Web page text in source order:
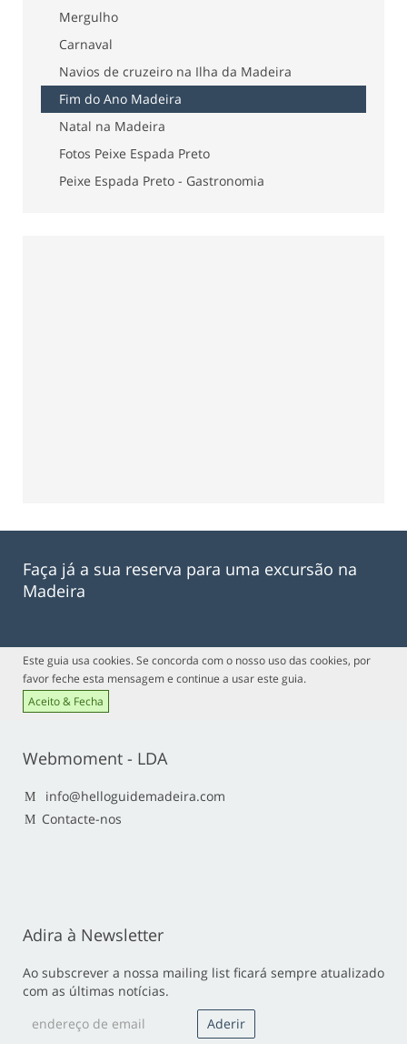
Mergulho
Carnaval
Navios de cruzeiro na Ilha da Madeira
Fim do Ano Madeira
Natal na Madeira
Fotos Peixe Espada Preto
Peixe Espada Preto - Gastronomia
Faça já a sua reserva para uma excursão na
Madeira
Este guia usa cookies. Se concorda com o nosso uso das cookies, por
favor feche esta mensagem e continue a usar este guia.
Aceito & Fecha
Webmoment - LDA
info@helloguidemadeira.com
Contacte-nos
Adira à Newsletter
Ao subscrever a nossa mailing list ficará sempre atualizado
com as últimas notícias.